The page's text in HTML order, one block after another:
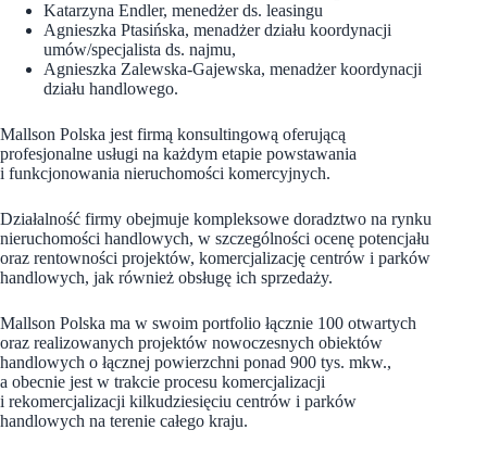
Katarzyna Endler, menedżer ds. leasingu
Agnieszka Ptasińska, menadżer działu koordynacji
umów/specjalista ds. najmu,
Agnieszka Zalewska-Gajewska, menadżer koordynacji
działu handlowego.
Mallson Polska jest firmą konsultingową oferującą
profesjonalne usługi na każdym etapie powstawania
i funkcjonowania nieruchomości komercyjnych.
Działalność firmy obejmuje kompleksowe doradztwo na rynku
nieruchomości handlowych, w szczególności ocenę potencjału
oraz rentowności projektów, komercjalizację centrów i parków
handlowych, jak również obsługę ich sprzedaży.
Mallson Polska ma w swoim portfolio łącznie 100 otwartych
oraz realizowanych projektów nowoczesnych obiektów
handlowych o łącznej powierzchni ponad 900 tys. mkw.,
a obecnie jest w trakcie procesu komercjalizacji
i rekomercjalizacji kilkudziesięciu centrów i parków
handlowych na terenie całego kraju.